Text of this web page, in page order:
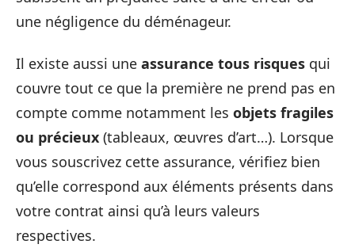
une négligence du déménageur.
Il existe aussi une assurance tous risques qui
couvre tout ce que la première ne prend pas en
compte comme notamment les objets fragiles
ou précieux (tableaux, œuvres d’art…). Lorsque
vous souscrivez cette assurance, vérifiez bien
qu’elle correspond aux éléments présents dans
votre contrat ainsi qu’à leurs valeurs
respectives.